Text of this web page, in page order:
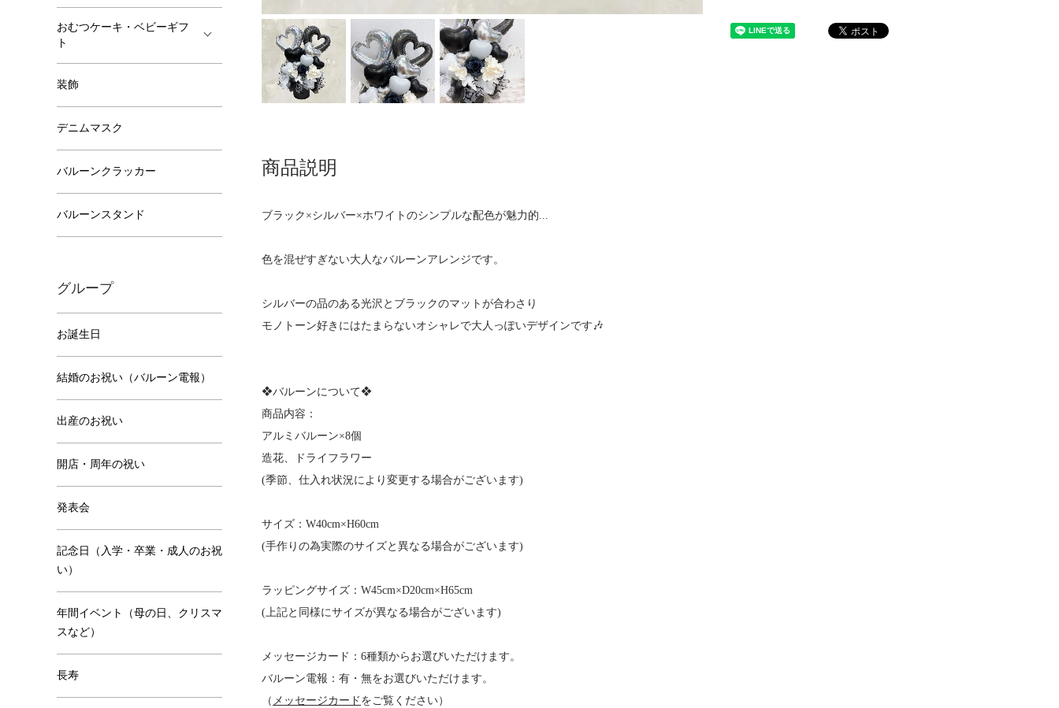
商品説明
ブラック×シルバー×ホワイトのシンプルな配色が魅力的...
色を混ぜすぎない大人なバルーンアレンジです。
シルバーの品のある光沢とブラックのマットが合わさり
モノトーン好きにはたまらないオシャレで大人っぽいデザインです🎶
❖バルーンについて❖
商品内容：
アルミバルーン×8個
造花、ドライフラワー
(季節、仕入れ状況により変更する場合がございます)
サイズ：W40cm×H60cm
(手作りの為実際のサイズと異なる場合がございます)
ラッピングサイズ：W45cm×D20cm×H65cm
(上記と同様にサイズが異なる場合がございます)
メッセージカード：6種類からお選びいただけます。
バルーン電報：有・無をお選びいただけます。
（ メッセージカード をご覧ください）
おむつケーキ・ベビーギフ
ト
装飾
デニムマスク
バルーンクラッカー
バルーンスタンド
グループ
お誕生日
結婚のお祝い（バルーン電報）
出産のお祝い
開店・周年の祝い
発表会
記念日（入学・卒業・成人のお祝
い）
年間イベント（母の日、クリスマ
スなど）
長寿